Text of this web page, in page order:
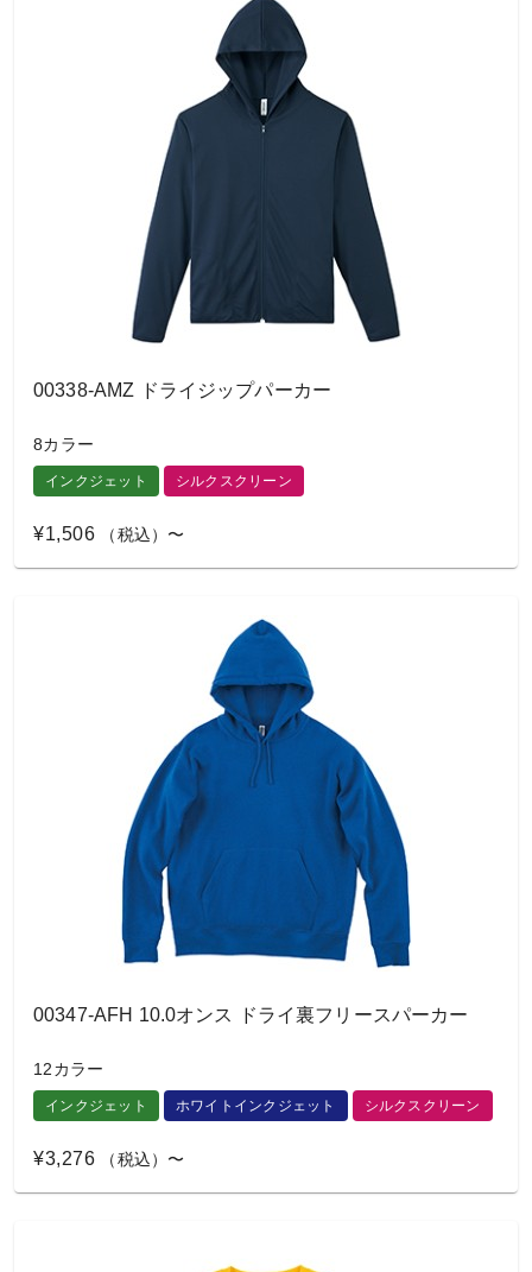
00338-AMZ ドライジップパーカー
8カラー
インクジェット シルクスクリーン
¥1,506 （税込）〜
00347-AFH 10.0オンス ドライ裏フリースパーカー
12カラー
インクジェット ホワイトインクジェット シルクスクリーン
¥3,276 （税込）〜